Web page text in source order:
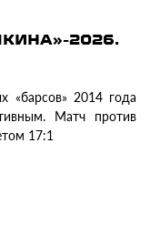
2026.
«барсов» 2014 года
Матч против
17:1